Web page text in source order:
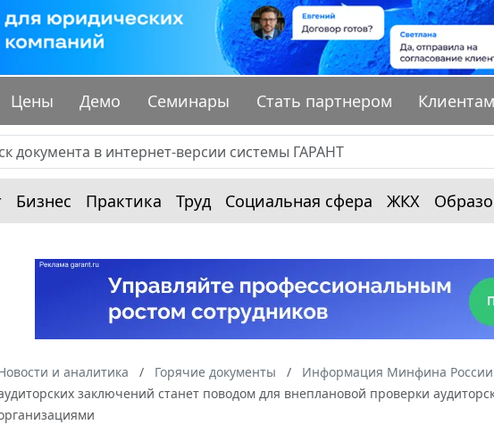
Цены Демо Семинары Стать партнером Клиентам
Бизнес Практика Труд Социальная сфера ЖКХ
и аналитика Горячие документы Информация Минфина
заключений станет поводом для внеплановой проверки